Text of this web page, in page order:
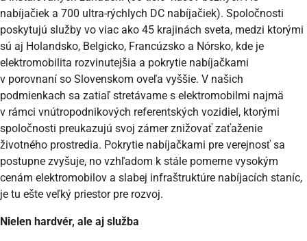
nabíjačiek a 700 ultra-rýchlych DC nabíjačiek). Spoločnosti
poskytujú služby vo viac ako 45 krajinách sveta, medzi ktorými
sú aj Holandsko, Belgicko, Francúzsko a Nórsko, kde je
elektromobilita rozvinutejšia a pokrytie nabíjačkami
v porovnaní so Slovenskom oveľa vyššie. V našich
podmienkach sa zatiaľ stretávame s elektromobilmi najmä
v rámci vnútropodnikových referentských vozidiel, ktorými
spoločnosti preukazujú svoj zámer znižovať zaťaženie
životného prostredia. Pokrytie nabíjačkami pre verejnosť sa
postupne zvyšuje, no vzhľadom k stále pomerne vysokým
cenám elektromobilov a slabej infraštruktúre nabíjacích staníc,
je tu ešte veľký priestor pre rozvoj.
Nielen hardvér, ale aj služba